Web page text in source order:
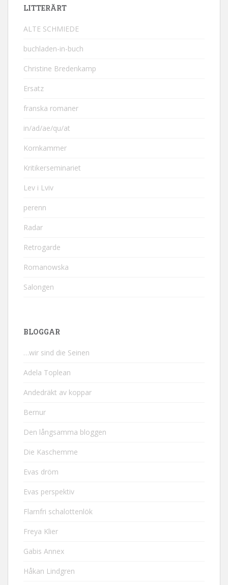
LITTERÄRT
ALTE SCHMIEDE
buchladen-in-buch
Christine Bredenkamp
Ersatz
franska romaner
in/ad/ae/qu/at
Kornkammer
Kritikerseminariet
Lev i Lviv
perenn
Radar
Retrogarde
Romanowska
Salongen
BLOGGAR
…wir sind die Seinen
Adela Toplean
Andedräkt av koppar
Bernur
Den långsamma bloggen
Die Kaschemme
Evas dröm
Evas perspektiv
Flarnfri schalottenlök
Freya Klier
Gabis Annex
Håkan Lindgren